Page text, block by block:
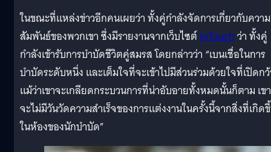
ในขณะที่แหล่งข่าวอีกคนเผยว่า ทั้งคู่กำลังจัดการเกี่ยวกับความ
สัมพันธ์ของพวกเขา ซึ่งมีรายงานจากเว็บไซต์InTouchว่า ทั้งคู่
กำลังเข้ารับการบำบัดชีวิตคู่สมรส โดยกล่าวว่า “เบนเชื่อในการ
บำบัดระดับหนึ่ง และเต็มใจที่จะเข้าไปมีส่วนร่วมด้วยใจที่เปิดก
แม้ว่าเขาจะเกลียดกระบวนการที่น่าอับอายทั้งหมดนั้นก็ตาม เขา
จะไม่มีวันวัดความสำเร็จของการแต่งงานในครั้งนี้จากสิ่งที่เกิด
ในห้องของนักบำบัด”